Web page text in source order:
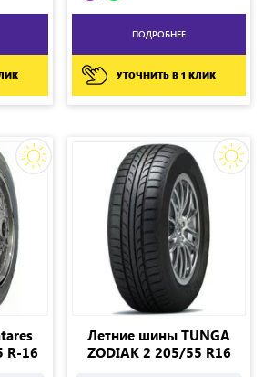
ПОДРОБНЕЕ
УТОЧНИТЬ В 1 КЛИК
R-16
Летние шины TUNGA
ZODIAK 2 205/55 R16